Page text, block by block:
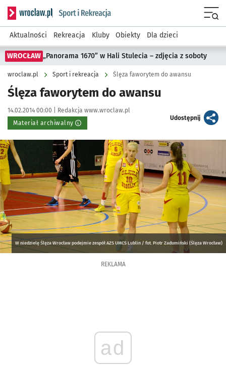
Serwis informacyjny wroclaw.pl podserwis: Sport i rekreacja
Aktualności Rekreacja Kluby Obiekty Dla dzieci
WROCŁAW „Panorama 1670” w Hali Stulecia – zdjęcia z soboty
wroclaw.pl Sport i rekreacja Ślęza faworytem do awansu
Ślęza faworytem do awansu
Data publikacji:
14.02.2014 00:00 | Autor:
Redakcja www.wroclaw.pl
Materiał archiwalny
Udostępnijartykuł
Kliknij, aby powiększyć
W niedzielę Ślęza Wrocław podejmie zespół AZS UMCS Lublin / fot. Piotr Zadumiński (Ślęza Wrocław)
REKLAMA
ad